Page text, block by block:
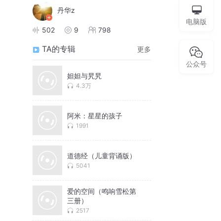
丹华z
502 9 798
TA的专辑 更多
妲妲与旯旯
4.3万
阿米：星星的孩子
1991
道德经（儿童背诵版）
5041
爱的空间（鸣响雪松第
三册）
2517
电脑版
公众号